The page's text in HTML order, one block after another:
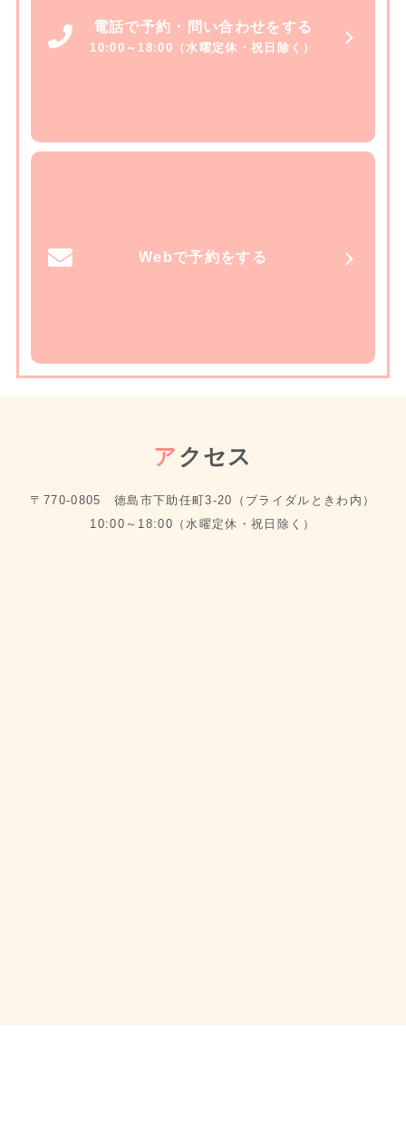
電話で予約・問い合わせをする
10:00～18:00（水曜定休・祝日除く）
Webで予約をする
ア クセス
〒770-0805 徳島市下助任町3-20（ブライダルときわ内）
10:00～18:00（水曜定休・祝日除く）